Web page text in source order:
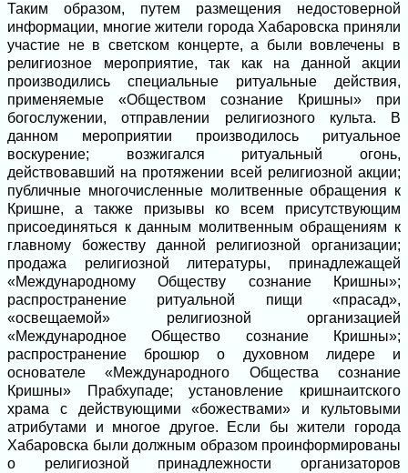
Таким образом, путем размещения недостоверной
информации, многие жители города Хабаровска приняли
участие не в светском концерте, а были вовлечены в
религиозное мероприятие, так как на данной акции
производились специальные ритуальные действия,
применяемые «Обществом сознание Кришны» при
богослужении, отправлении религиозного культа. В
данном мероприятии производилось ритуальное
воскурение; возжигался ритуальный огонь,
действовавший на протяжении всей религиозной акции;
публичные многочисленные молитвенные обращения к
Кришне, а также призывы ко всем присутствующим
присоединяться к данным молитвенным обращениям к
главному божеству данной религиозной организации;
продажа религиозной литературы, принадлежащей
«Международному Обществу сознание Кришны»;
распространение ритуальной пищи «прасад»,
«освещаемой» религиозной организацией
«Международное Общество сознание Кришны»;
распространение брошюр о духовном лидере и
основателе «Международного Общества сознание
Кришны» Прабхупаде; установление кришнаитского
храма с действующими «божествами» и культовыми
атрибутами и многое другое. Если бы жители города
Хабаровска были должным образом проинформированы
о религиозной принадлежности организаторов